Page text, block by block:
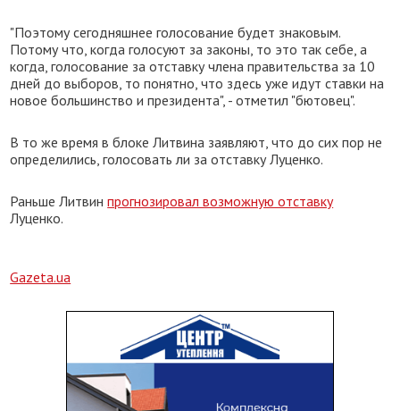
"Поэтому сегодняшнее голосование будет знаковым.
Потому что, когда голосуют за законы, то это так себе, а
когда, голосование за отставку члена правительства за 10
дней до выборов, то понятно, что здесь уже идут ставки на
новое большинство и президента", - отметил "бютовец".
В то же время в блоке Литвина заявляют, что до сих пор не
определились, голосовать ли за отставку Луценко.
Раньше Литвинпрогнозировал возможную отставку
Луценко.
Gazeta.ua